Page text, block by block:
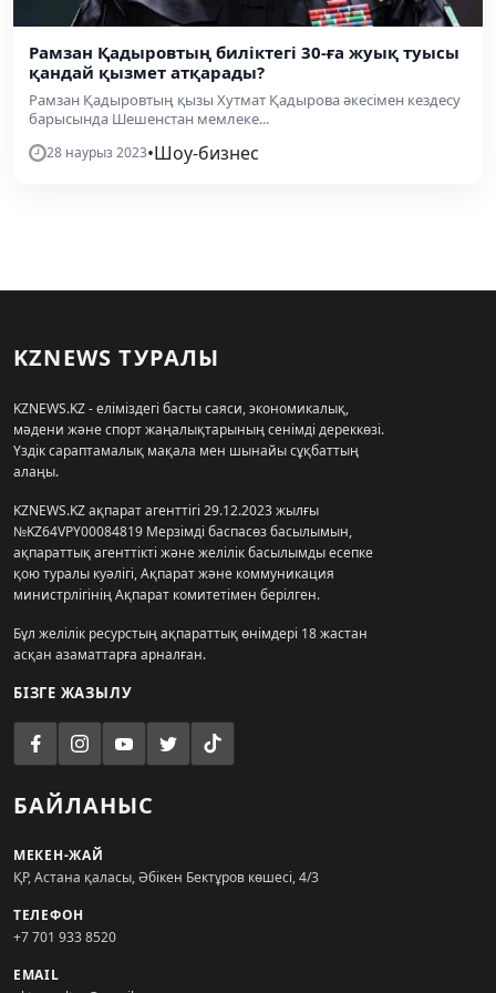
Рамзан Қадыровтың биліктегі 30-ға жуық туысы
қандай қызмет атқарады?
Рамзан Қадыровтың қызы Хутмат Қадырова әкесімен кездесу
барысында Шешенстан мемлеке...
28 наурыз 2023•Шоу-бизнес
KZNEWS ТУРАЛЫ
KZNEWS.KZ - еліміздегі басты саяси, экономикалық,
мәдени және спорт жаңалықтарының сенімді дереккөзі.
Үздік сараптамалық мақала мен шынайы сұқбаттың
алаңы.
KZNEWS.KZ ақпарат агенттігі 29.12.2023 жылғы
№KZ64VPY00084819 Мерзімді баспасөз басылымын,
ақпараттық агенттікті және желілік басылымды есепке
қою туралы куәлігі, Ақпарат және коммуникация
министрлігінің Ақпарат комитетімен берілген.
Бұл желілік ресурстың ақпараттық өнімдері 18 жастан
асқан азаматтарға арналған.
БІЗГЕ ЖАЗЫЛУ
БАЙЛАНЫС
МЕКЕН-ЖАЙ
ҚР, Астана қаласы, Әбікен Бектұров көшесі, 4/3
ТЕЛЕФОН
+7 701 933 8520
EMAIL